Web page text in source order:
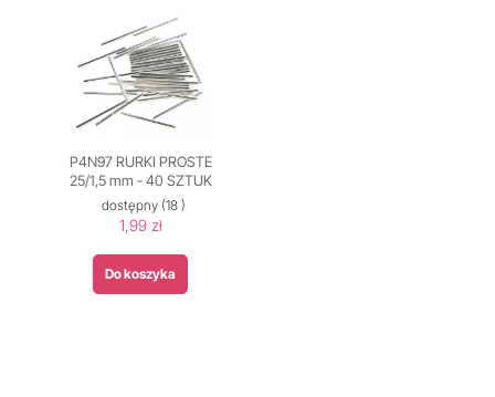
P4N97 RURKI PROSTE
25/1,5 mm - 40 SZTUK
dostępny(18 )
1,99 zł
Do koszyka